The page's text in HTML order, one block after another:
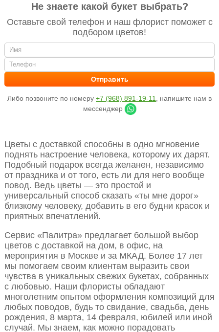
Не знаете какой букет выбрать?
Оставьте свой телефон и наш флорист поможет с
подбором цветов!
Либо позвоните по номеру +7 (968) 891-19-11
, напишите нам в
мессенджер
Цветы с доставкой способны в одно мгновение
поднять настроение человека, которому их дарят.
Подобный подарок всегда желанен, независимо
от праздника и от того, есть ли для него вообще
повод. Ведь цветы — это простой и
универсальный способ сказать «ты мне дорог»
близкому человеку, добавить в его будни красок и
приятных впечатлений.
Сервис «Палитра» предлагает большой выбор
цветов с доставкой на дом, в офис, на
мероприятия в Москве и за МКАД. Более 17 лет
мы помогаем своим клиентам выразить свои
чувства в уникальных свежих букетах, собранных
с любовью. Наши флористы обладают
многолетним опытом оформления композиций для
любых поводов, будь то свидание, свадьба, день
рождения, 8 марта, 14 февраля, юбилей или иной
случай. Мы знаем, как можно порадовать